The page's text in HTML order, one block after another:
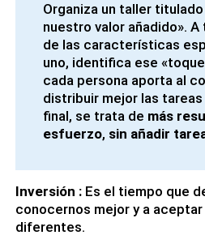
Organiza un taller
nuestro valor añadido».
de las características
uno, identifica ese
cada persona aporta al
distribuir mejor las
final, se trata de más
esfuerzo, sin añadir
Inversión :Es el tiempo que
conocernos mejor y a
diferentes.